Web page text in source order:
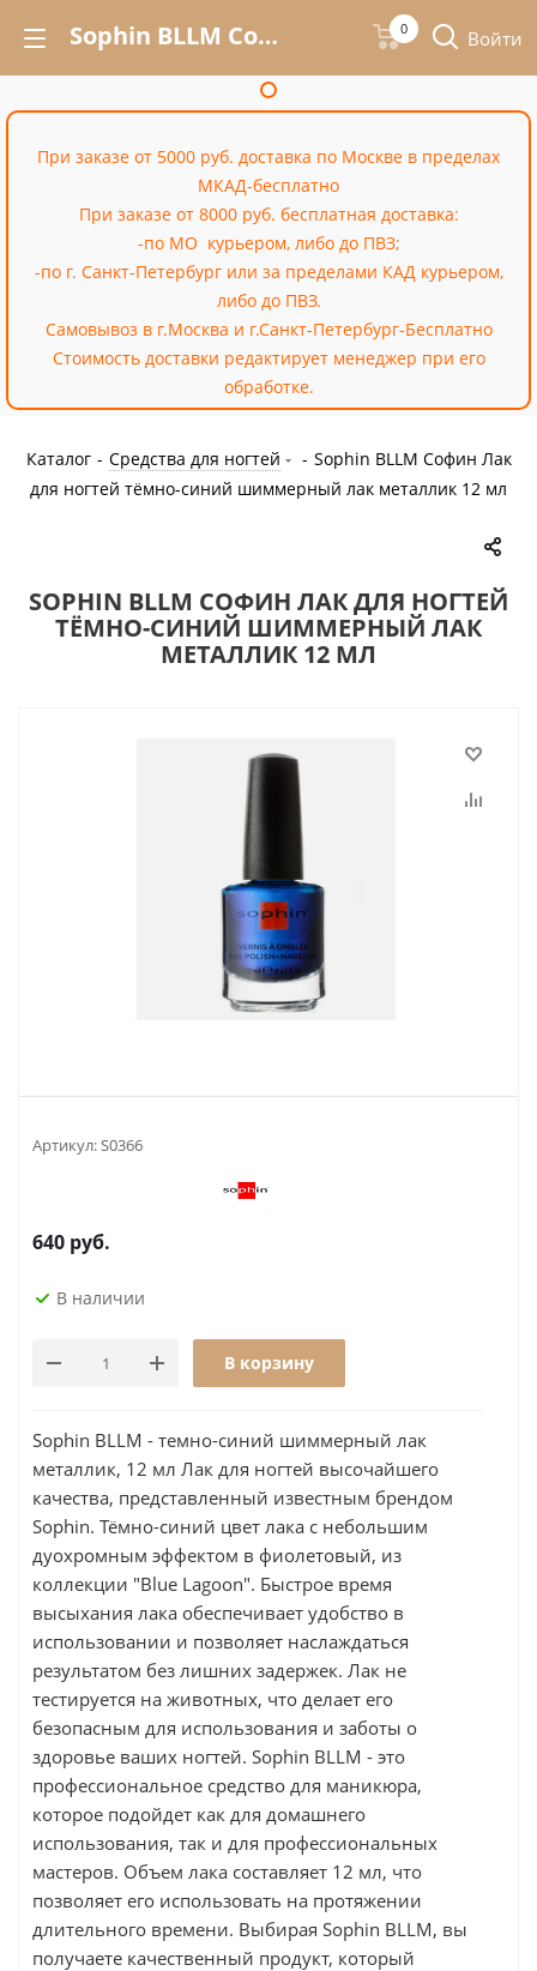
Sophin BLLM Софин Лак для ногтей тёмно-синий шиммерный лак металлик 12 мл – купить недорого в интернет-магазине «Cossale» 0 Войти
При заказе от 5000 руб. доставка по Москве в пределах
МКАД-бесплатно
При заказе от 8000 руб. бесплатная доставка:
-по МО курьером, либо до ПВЗ;
-по г. Санкт-Петербург или за пределами КАД курьером,
либо до ПВЗ.
Самовывоз в г.Москва и г.Санкт-Петербург-Бесплатно
Стоимость доставки редактирует менеджер при его
обработке.
Каталог - Средства для ногтей - Sophin BLLM Софин Лак
для ногтей тёмно-синий шиммерный лак металлик 12 мл
SOPHIN BLLM СОФИН ЛАК ДЛЯ НОГТЕЙ
ТЁМНО-СИНИЙ ШИММЕРНЫЙ ЛАК
МЕТАЛЛИК 12 МЛ
Артикул:S0366
640 руб.
В наличии
В корзину
Sophin BLLM - темно-синий шиммерный лак
металлик, 12 мл Лак для ногтей высочайшего
качества, представленный известным брендом
Sophin. Тёмно-синий цвет лака с небольшим
дуохромным эффектом в фиолетовый, из
коллекции "Blue Lagoon". Быстрое время
высыхания лака обеспечивает удобство в
использовании и позволяет наслаждаться
результатом без лишних задержек. Лак не
тестируется на животных, что делает его
безопасным для использования и заботы о
здоровье ваших ногтей. Sophin BLLM - это
профессиональное средство для маникюра,
которое подойдет как для домашнего
использования, так и для профессиональных
мастеров. Объем лака составляет 12 мл, что
позволяет его использовать на протяжении
длительного времени. Выбирая Sophin BLLM, вы
получаете качественный продукт, который